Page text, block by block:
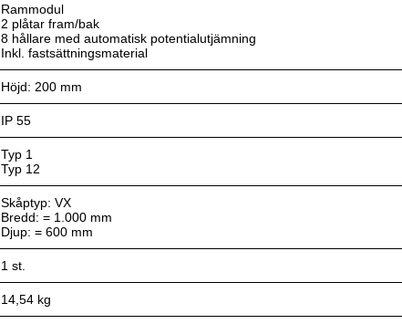
Rammodul
2 plåtar fram/bak
8 hållare med automatisk potentialutjämning
Inkl. fastsättningsmaterial
Höjd: 200 mm
IP 55
Typ 1
Typ 12
Skåptyp: VX
Bredd: = 1.000 mm
Djup: = 600 mm
1 st.
14,54 kg